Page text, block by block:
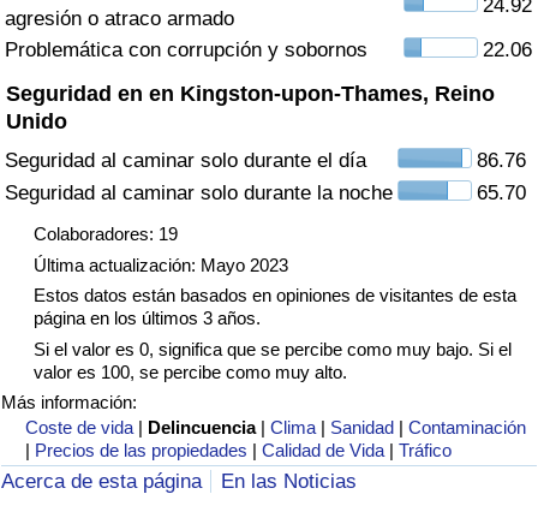
agresión o atraco armado
24.92
Problemática con corrupción y sobornos
22.06
Seguridad en en Kingston-upon-Thames, Reino
Unido
Seguridad al caminar solo durante el día
86.76
Seguridad al caminar solo durante la noche
65.70
Colaboradores: 19
Última actualización: Mayo 2023
Estos datos están basados en opiniones de visitantes de esta
página en los últimos 3 años.
Si el valor es 0, significa que se percibe como muy bajo. Si el
valor es 100, se percibe como muy alto.
Más información:
Coste de vida | Delincuencia |Clima | Sanidad |Contaminación
| Precios de las propiedades |Calidad de Vida |Tráfico
Acerca de esta página
En las Noticias
Índice de Tráfico
Índice de Tráfico (Actual)
Índice de Tráfico por País